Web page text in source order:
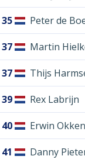
35 Peter de
37 Martin
37 Thijs
39 Rex Labrijn
40 Erwin Okken
41 Danny